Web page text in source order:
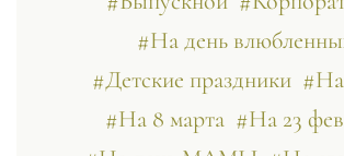
#На день
#Детские праздники
#На 8 марта #На 23